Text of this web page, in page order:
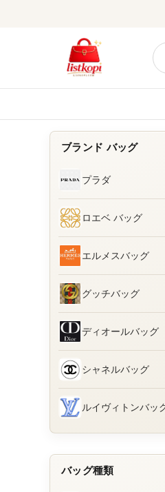
ブランド バッグ
プラダ
ロエベ バッグ
エルメスバッグ
グッチバッグ
ディオールバッグ
シャネルバッグ
ルイヴィトンバッ
バッグ種類